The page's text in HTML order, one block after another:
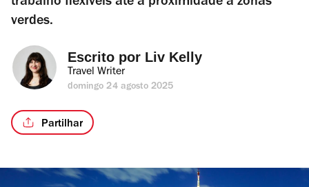
trabalho flexíveis até à proximidade a zonas
verdes.
Escrito por Liv Kelly
Travel Writer
domingo 24 agosto 2025
Partilhar